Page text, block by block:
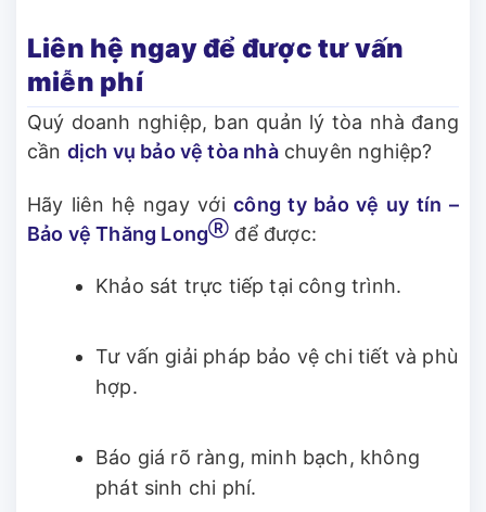
Liên hệ ngay để được tư vấn
miễn phí
Quý doanh nghiệp, ban quản lý tòa nhà đang
cần dịch vụ bảo vệ tòa nhàchuyên nghiệp?
Hãy liên hệ ngay vớicông ty bảo vệ uy tín –
Bảo vệ Thăng LongⓇ để được:
Khảo sát trực tiếp tại công trình.
Tư vấn giải pháp bảo vệ chi tiết và phù
hợp.
Báo giá rõ ràng, minh bạch, không
phát sinh chi phí.